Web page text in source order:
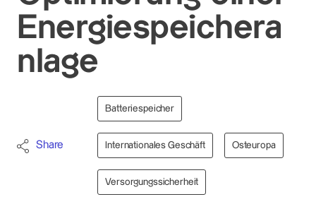
Energiespeichera
nlage
Share
Batteriespeicher
Internationales Geschäft Osteuropa
Versorgungssicherheit